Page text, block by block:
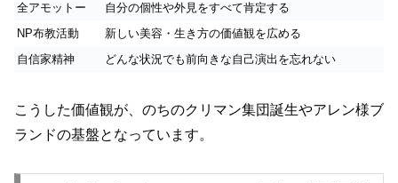
全アモットー
自分の個性や外見をすべて肯定する
NP布教活動
新しい美容・生き方の価値観を広める
自信家精神
どんな状況でも前向きな自己演出を忘れない
こうした価値観が、のちのクリマン集団誕生やアレン様ブ
ランドの基盤となっています。